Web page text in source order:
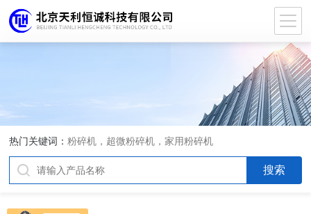
热门关键词：粉碎机，超微粉碎机，家用粉碎机